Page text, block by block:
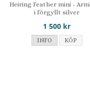
Heiring Feather mini -
i förgyllt silver
1 500 kr
INFO KÖP